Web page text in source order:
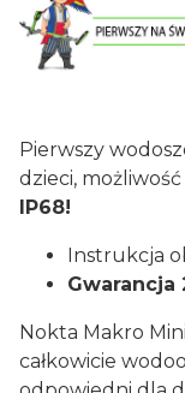
Pierwszy
dzieci, możliwość
IP68!
Instrukcja
Gwarancja
Nokta Makro
całkowicie